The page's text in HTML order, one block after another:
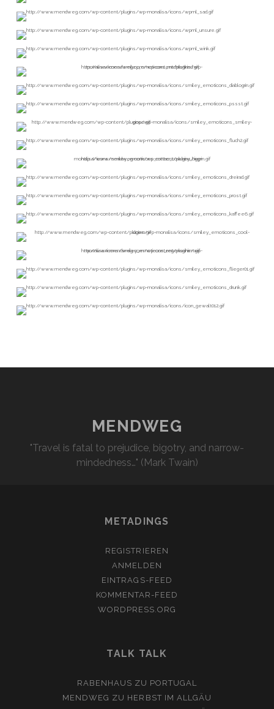
MENDWEG
"Travel is fatal to prejudice, bigotry, and narrow-
mindedness…" (Mark Twain)
METADINGS
REGISTRIEREN
ANMELDEN
EINTRAGS-FEED
KOMMENTAR-FEED
WORDPRESS.ORG
TALK TALK
RABENHAUS ZU PORTUGAL
MENDWEG ZU HERBST IM ALLGÄU